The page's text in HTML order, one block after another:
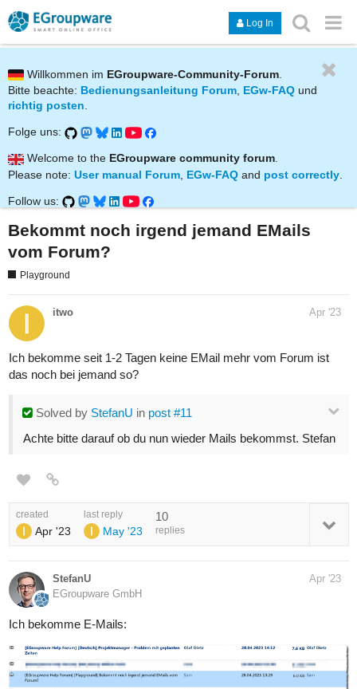
Log In
Willkommen im EGroupware-Community-Forum
Bitte beachte: Bedienungsanleitung Forum, EGw-FAQ und
richtig posten.
Folge uns:
Welcome to the EGroupware community forum.
Please note: User manual Forum EGw-FAQ and post correctly
Follow us:
Bekommt noch irgend jemand EMails
vom Forum?
Playground
itwo Apr '23
Ich bekomme seit 1-2 Tagen keine EMail mehr vom Forum ist
das noch bei jemand so?
Solved by StefanU in post #11
Achte bitte darauf ob du nun wieder Mails bekommst. Stefan
created
Apr '23
last reply
May '23
10
replies
StefanU
EGroupware GmbH
Apr '23
Ich bekomme E-Mails: